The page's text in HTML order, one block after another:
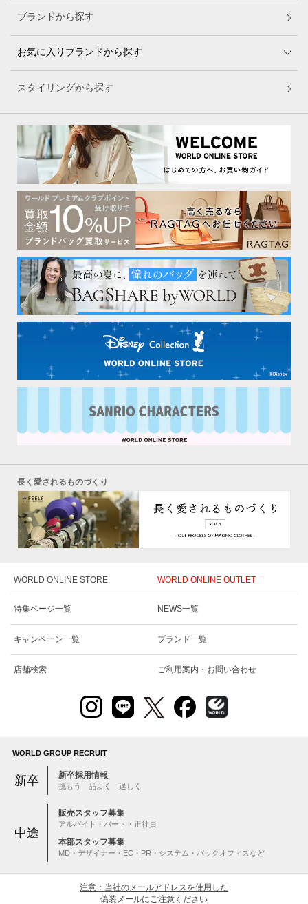
ブランドから探す
お気に入りブランドから探す
スタイリングから探す
長く愛されるものづくり
WORLD ONLINE STORE WORLD ONLINE OUTLET
特集ページ一覧 NEWS一覧
キャンペーン一覧 ブランド一覧
店舗検索 ご利用案内・お問い合わせ
WORLD GROUP RECRUIT
新卒 新卒採用情報
挑もう 品よく 逞しく
中途
販売スタッフ募集
アルバイト・パート・正社員
本部スタッフ募集
MD・デザイナー・EC・PR・システム・バックオフィスなど
注意：当社のメールアドレスを使用した
偽装メールにご注意ください